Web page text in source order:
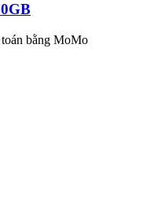
bằng MoMo